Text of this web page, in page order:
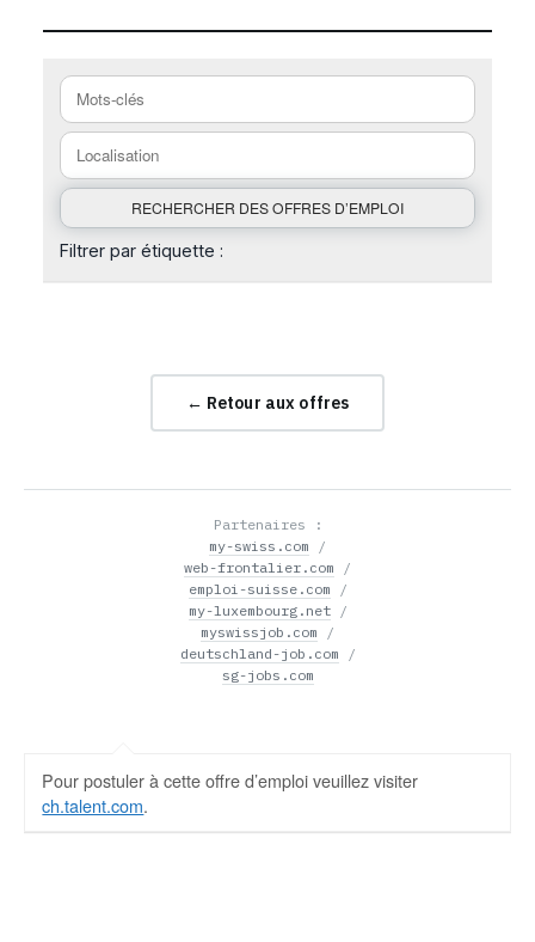
Filtrer par étiquette :
← Retour aux offres
Partenaires :
my-swiss.com /
web-frontalier.com /
emploi-suisse.com /
my-luxembourg.net/
myswissjob.com /
deutschland-job.com /
sg-jobs.com
Pour postuler à cette offre d’emploi veuillez visiter
ch.talent.com.